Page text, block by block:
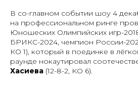
В со-главном событии шоу 4
на профессиональном ринге
Юношеских Олимпийских игр-
БРИКС-2024, чемпион России-
КО 1), который в поединке в
раунде нокаутировал
Хасиева (12-8-2, КО 6).